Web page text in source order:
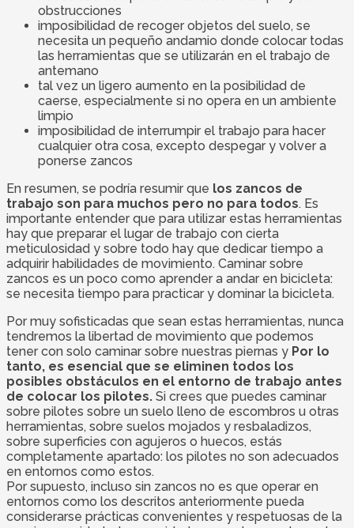
obstrucciones
imposibilidad de recoger objetos del suelo, se
necesita un pequeño andamio donde colocar todas
las herramientas que se utilizarán en el trabajo de
antemano
tal vez un ligero aumento en la posibilidad de
caerse, especialmente si no opera en un ambiente
limpio
imposibilidad de interrumpir el trabajo para hacer
cualquier otra cosa, excepto despegar y volver a
ponerse zancos
En resumen, se podría resumir que los zancos de
trabajo son para muchos pero no para todos. Es
importante entender que para utilizar estas herramientas
hay que preparar el lugar de trabajo con cierta
meticulosidad y sobre todo hay que dedicar tiempo a
adquirir habilidades de movimiento. Caminar sobre
zancos es un poco como aprender a andar en bicicleta:
se necesita tiempo para practicar y dominar la bicicleta.
Por muy sofisticadas que sean estas herramientas, nunca
tendremos la libertad de movimiento que podemos
tener con solo caminar sobre nuestras piernas y Por lo
tanto, es esencial que se eliminen todos los
posibles obstáculos en el entorno de trabajo antes
de colocar los pilotes. Si crees que puedes caminar
sobre pilotes sobre un suelo lleno de escombros u otras
herramientas, sobre suelos mojados y resbaladizos,
sobre superficies con agujeros o huecos, estás
completamente apartado: los pilotes no son adecuados
en entornos como estos.
Por supuesto, incluso sin zancos no es que operar en
entornos como los descritos anteriormente pueda
considerarse prácticas convenientes y respetuosas de la